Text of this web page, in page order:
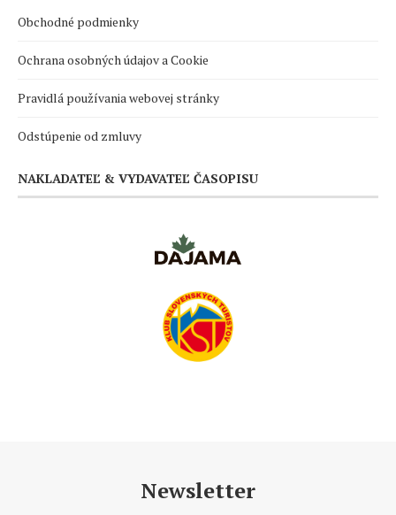
Obchodné podmienky
Ochrana osobných údajov a Cookie
Pravidlá používania webovej stránky
Odstúpenie od zmluvy
NAKLADATEĽ & VYDAVATEĽ ČASOPISU
Newsletter